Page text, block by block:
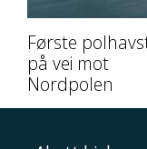
Første
på vei mot
Nordpolen